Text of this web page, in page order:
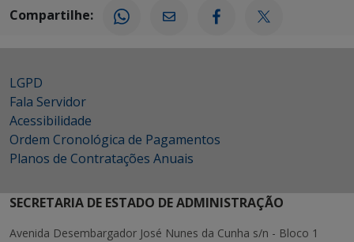
Compartilhe:
LGPD
Fala Servidor
Acessibilidade
Ordem Cronológica de Pagamentos
Planos de Contratações Anuais
SECRETARIA DE ESTADO DE ADMINISTRAÇÃO
Avenida Desembargador José Nunes da Cunha s/n - Bloco 1